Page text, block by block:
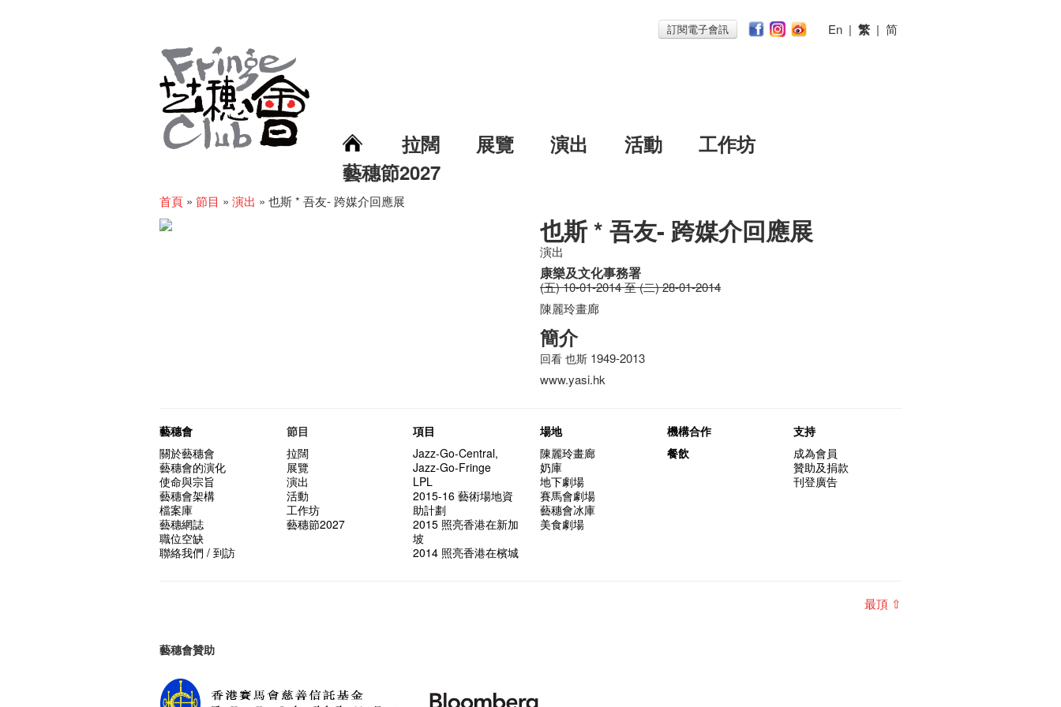
訂閱電子會訊 En | 繁 | 简
拉闊 展覽 演出 活動
工作坊
藝穗節2027
首頁 » 節目 » 演出 » 也斯 * 吾友- 跨媒介回應展
也斯 * 吾友- 跨媒介回應展
演出
康樂及文化事務署
(五) 10-01-2014 至 (二) 28-01-2014
陳麗玲畫廊
簡介
回看也斯 1949-2013
www.yasi.hk
藝穗會
關於藝穗會
藝穗會的演化
使命與宗旨
藝穗會架構
檔案庫
藝穗網誌
職位空缺
聯絡我們 / 到訪
節目
拉闊
展覽
演出
活動
工作坊
藝穗節2027
項目
Jazz-Go-Central,
Jazz-Go-Fringe
LPL
2015-16 藝術場地資
助計劃
2015 照亮香港在新加
坡
2014 照亮香港在檳城
場地
陳麗玲畫廊
奶庫
地下劇場
賽馬會劇場
藝穗會冰庫
美食劇場
機構合作
餐飲
支持
成為會員
贊助及捐款
刊登廣告
最頂 ⇧
藝穗會贊助